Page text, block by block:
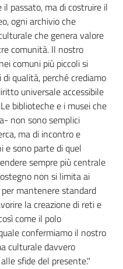
passato, ma di costruire il
ogni archivio che
che genera valore
comunità. Il nostro
comuni più piccoli si
qualità, perché crediamo
universale accessibile
biblioteche e i musei che
non sono semplici
ma di incontro e
e sono parte di quel
sempre più centrale
non si limita ai
mantenere standard
la creazione di reti e
come il polo
confermiamo il nostro
culturale davvero
sfide del presente."